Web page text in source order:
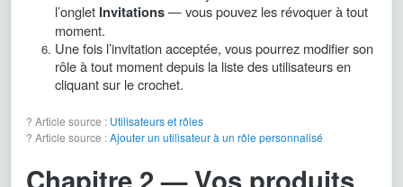
l’onglet Invitations— vous pouvez les révoquer à tout
moment.
Une fois l’invitation acceptée, vous pourrez modifier son
rôle à tout moment depuis la liste des utilisateurs en
cliquant sur le crochet.
? Article source : Utilisateurs et rôles
? Article source :Ajouter un utilisateur à un rôle personnalisé